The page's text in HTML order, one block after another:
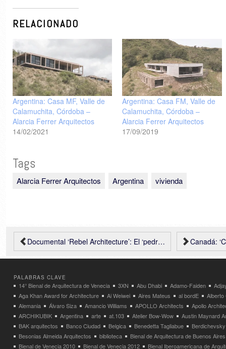
RELACIONADO
Argentina: Casa MF, Valle de
Calamuchita, Córdoba –
Alarcia Ferrer Arquitectos
14/02/2021
Argentina: Casa FM, Valle de
Calamuchita, Córdoba –
Alarcia Ferrer Arquitectos
17/09/2019
Tags
Alarcia Ferrer Arquitectos Argentina vivienda
Canadá:
Documental ‘Rebel Architecture’: El ‘pedreiro’ y el ‘master planner’ (Brasil)
PALABRAS CLAVE
14° Bienal de Arquitectura de Venecia 3XN Abu Dhabi Adamo-Faiden
Aga Khan Award for Architecture
Ai Weiwei Aires Mateus al bordE
Alberto
Alemania
Álvaro Siza Amancio Williams APOLLO Architects
Apollo
ARCHIKUBIK
Argentina arte at.103 Atelier Bow-Wow
Austin Maynard
BAK arquitectos
Banco Ciudad Belgica Benedetta Tagliabue
Besonias Almeida Arquitectos
biblioteca
Bienal de Arquitectura de Buenos Aires
Bienal de Venecia 2010
Bienal de Venecia 2012
Bienal Iberoamericana de